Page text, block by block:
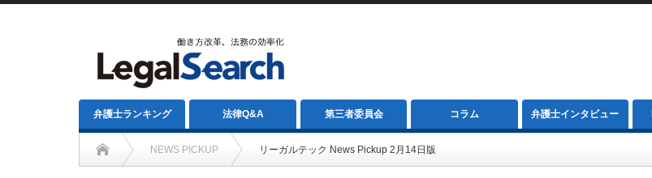
弁護士ランキング 法律Q&A 第三者委員会 コラム 弁護士インタビュー
NEWS PICKUP リーガルテック News Pickup 2月14日版